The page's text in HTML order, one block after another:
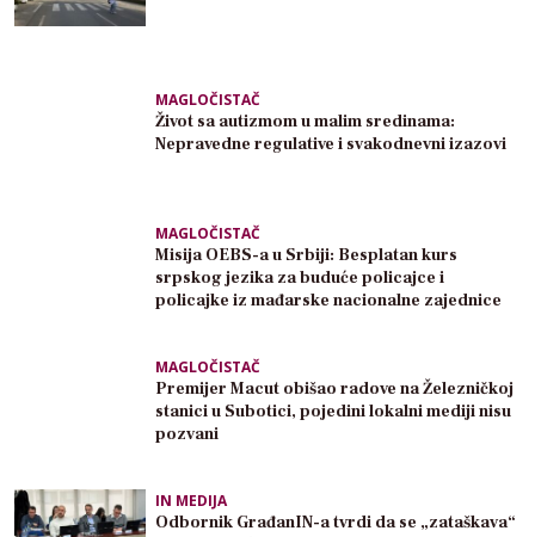
MAGLOČISTAČ
Život sa autizmom u malim sredinama:
Nepravedne regulative i svakodnevni izazovi
MAGLOČISTAČ
Misija OEBS-a u Srbiji: Besplatan kurs
srpskog jezika za buduće policajce i
policajke iz mađarske nacionalne zajednice
MAGLOČISTAČ
Premijer Macut obišao radove na Železničkoj
stanici u Subotici, pojedini lokalni mediji nisu
pozvani
IN MEDIJA
Odbornik GrađanIN-a tvrdi da se „zataškava“